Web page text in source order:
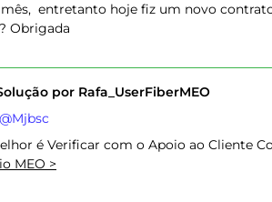
entretanto hoje fiz um novo
Obrigada
por Rafa_UserFiberMEO
@Mjbsc
é Verificar com o Apoio ao Cliente
MEO >